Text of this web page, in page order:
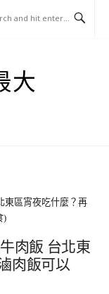
大
東區宵夜吃什麼？再
)
肉飯 台北東
肉飯可以